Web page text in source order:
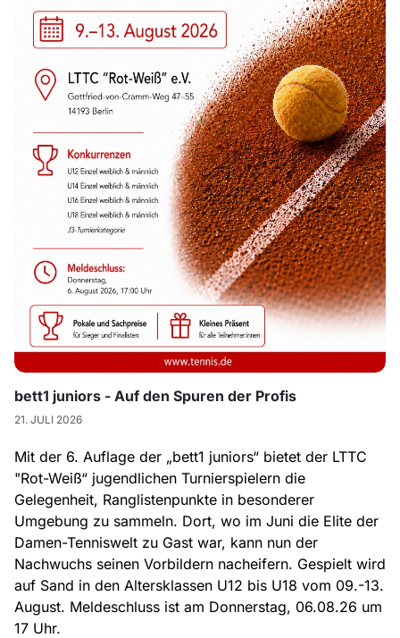
bett1 juniors - Auf den Spuren der Profis
21. JULI 2026
Mit der 6. Auflage der „bett1 juniors“ bietet der LTTC
"Rot-Weiß“ jugendlichen Turnierspielern die
Gelegenheit, Ranglistenpunkte in besonderer
Umgebung zu sammeln. Dort, wo im Juni die Elite der
Damen-Tenniswelt zu Gast war, kann nun der
Nachwuchs seinen Vorbildern nacheifern. Gespielt wird
auf Sand in den Altersklassen U12 bis U18 vom 09.-13.
August. Meldeschluss ist am Donnerstag, 06.08.26 um
17 Uhr.